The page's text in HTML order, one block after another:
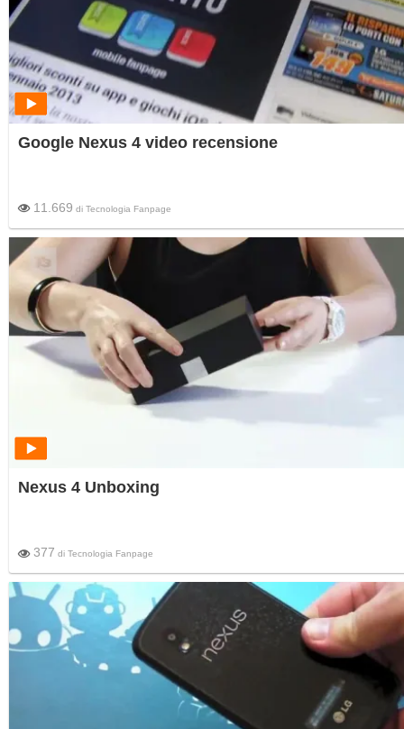
Google Nexus 4 video recensione
11.669 di Tecnologia Fanpage
Nexus 4 Unboxing
377 di Tecnologia Fanpage